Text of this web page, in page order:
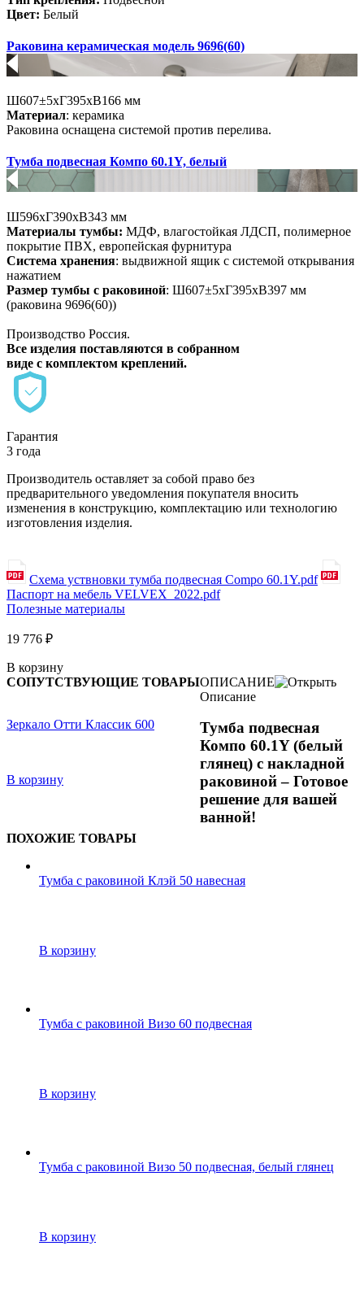
Цвет: Белый
Раковина керамическая модель 9696(60)
Ш607±5хГ395хВ166 мм
Материал: керамика
Раковина оснащена системой против перелива.
Тумба подвесная Компо 60.1Y, белый
Ш596хГ390хВ343 мм
Материалы тумбы: МДФ, влагостойкая ЛДСП, полимерное
покрытие ПВХ, европейская фурнитура
Система хранения: выдвижной ящик с системой открывания
нажатием
Размер тумбы с раковиной: Ш607±5хГ395хВ397 мм
(раковина 9696(60))
Производство Россия.
Все изделия поставляются в собранном
виде с комплектом креплений.
Гарантия
3 года
Производитель оставляет за собой право без
предварительного уведомления покупателя вносить
изменения в конструкцию, комплектацию или технологию
изготовления изделия.
Схема уствновки тумба подвесная Compo 60.1Y.pdf
Паспорт на мебель VELVEX_2022.pdf
Полезные материалы
19 776 ₽
В корзину
СОПУТСТВУЮЩИЕ ТОВАРЫ
Зеркало Отти Классик 600
В корзину
ПОХОЖИЕ ТОВАРЫ
Тумба с раковиной Клэй 50 навесная
В корзину
Тумба с раковиной Визо 60 подвесная
В корзину
Тумба с раковиной Визо 50 подвесная, белый глянец
В корзину
ОПИСАНИЕ
Описание
Тумба подвесная
Компо 60.1Y (белый
глянец) с накладной
раковиной – Готовое
решение для вашей
ванной!